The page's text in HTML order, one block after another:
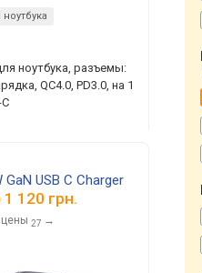
ноутбука
ноутбука, разъемы:
QC4.0, PD3.0, на 1
USB C Charger
1 120 грн.
цены 27 →